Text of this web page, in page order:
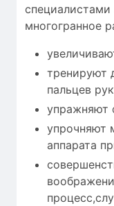
многогранное
тренируют
пальцев
упражняют
упрочняют
аппарата